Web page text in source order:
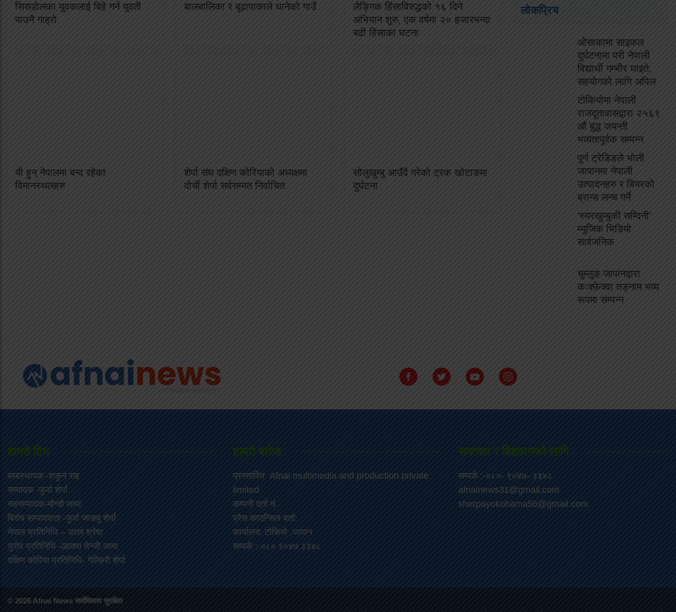
सिसडाेलका युवकलाई बिहे गर्न युवती
पाउनै गाह्राे
बालबालिका र बूढापाकाले धानेको गाउँ
लैङ्गिक हिंसाविरुद्धको १६ दिने
अभियान शुरु, एक वर्षमा २० हजारभन्दा
बढी हिंसाका घटना
यी हुन् नेपालमा बन्द रहेका
विमानस्थलहरु
शेर्पा संघ दक्षिण कोरियाको अध्यक्षमा
दोर्ची शेर्पा सर्वसम्मत निर्वाचित
सोलुखुम्बु आउँदै गरेको ट्रक खोटाङमा
दुर्घटना
लोकप्रिय
ओसाकामा साइकल
दुर्घटनामा परी नेपाली
विद्यार्थी गम्भीर घाइते,
सहयोगको लागि अपिल
टोकियोमा नेपाली
राजदूतावासद्वारा २५६९
औं बुद्ध जयन्ती
भव्यतापूर्वक सम्पन्न
पुर्ण ट्रेडिङले भोली
जापानमा नेपाली
उत्पादनहरु र बियरको
ब्रान्ड लन्च गर्ने
‘स्यरखुम्बुकी सम्दिनी’
म्युजिक भिडियो
सार्वजनिक
चुम्लुङ जापानद्वारा
कःक्फ़ेक्वा तङ्नाम भव्य
रूपमा सम्पन्न
हाम्राे टिम
ब्यबस्थापक -शकुन राइ
सम्पादक -फुर्वा शेर्पा
सहसम्पादक-म्हेन्दो लामा
‍बिशेष सम्पाददाता -फुर्वा जा‌ङबु शेर्पा
नेपाल प्रतिनिधि – उत्तम श्रेष्ठ
युरोप प्रतिनिधि -ल्हाक्पा तेन्जी लामा
दक्षिण कोरिया प्रतिनिधि- गेल्छिरी शेर्पा
हाम्रो बारेमा
प्रस्तावित Afnai multimedia and production private
limited
कम्पनी दर्ता नं.
प्रेस काउन्सिल दर्ता:
कार्यालय: टोकियो ,जापान
सम्पर्क :-०८० ९०४७ ३३४८
समाचार र बिज्ञापनको लागि
सम्पर्क :-०८०- ९०४७- ३३४८
afnainews31@gmail.com
sherpayokohama56@gmail.com
© 2026 Afnai News सर्वाधिकार सुरक्षित